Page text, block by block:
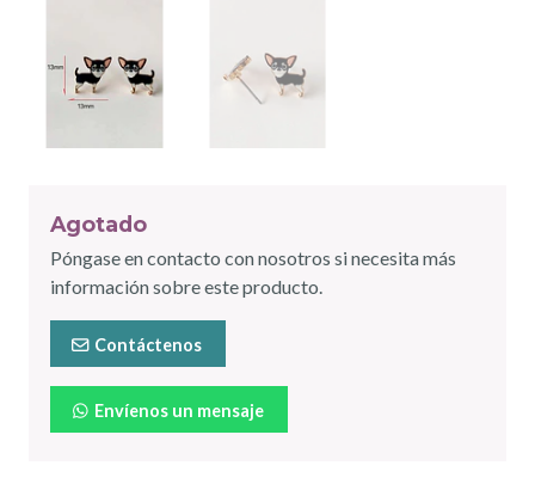
Agotado
Póngase en contacto con nosotros si necesita más
información sobre este producto.
Contáctenos
Envíenos un mensaje